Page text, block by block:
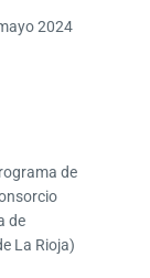
2024
de
de
La Rioja)